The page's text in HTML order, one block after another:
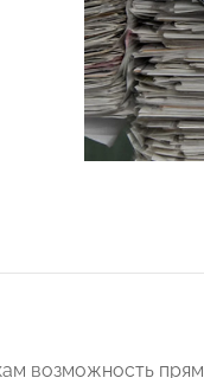
возможность